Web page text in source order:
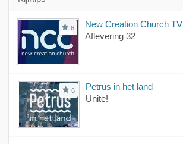
6
New Creation Church TV
Aflevering 32
6
Petrus in het land
Unite!